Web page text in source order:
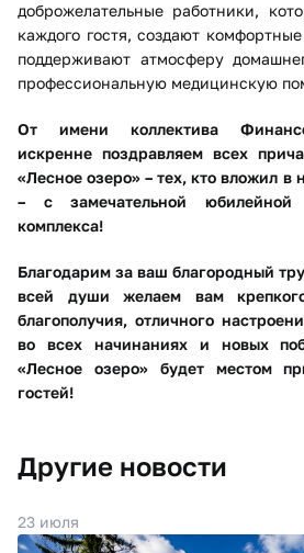
доброжелательные работники,
каждого гостя, создают
поддерживают атмосферу
профессиональную медицинскую
От имени коллектива
искренне поздравляем всех
«Лесное озеро» – тех, кто вложил в
– с замечательной
комплекса!
Благодарим за ваш благородный
всей души желаем вам
благополучия, отличного
во всех начинаниях и новых
«Лесное озеро» будет местом
гостей!
Другие новости
23 июля